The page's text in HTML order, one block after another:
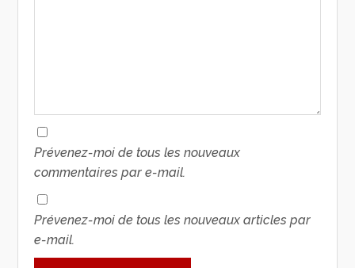
Prévenez-moi de tous les nouveaux
commentaires par e-mail.
Prévenez-moi de tous les nouveaux articles par
e-mail.